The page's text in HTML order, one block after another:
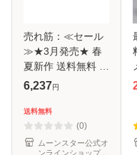
売れ筋：≪セール
≫★3月発売★ 春
夏新作 送料無料 ニ
ューバランス new
ンニングシューズ
NB M5206DX 2E
フレッシュフ
6,237円
送料無料
(0)
ムーンスター公式オ
ンラインショップ